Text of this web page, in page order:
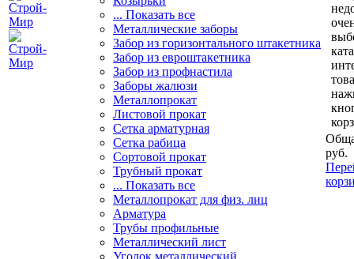
... Показать все
Металлические заборы
Забор из горизонтального штакетника
Забор из евроштакетника
Забор из профнастила
Заборы жалюзи
Металлопрокат
Листовой прокат
Сетка арматурная
Сетка рабица
Сортовой прокат
Трубный прокат
... Показать все
Металлопрокат для физ. лиц
Арматура
Трубы профильные
Металлический лист
Уголок металлический
руб.